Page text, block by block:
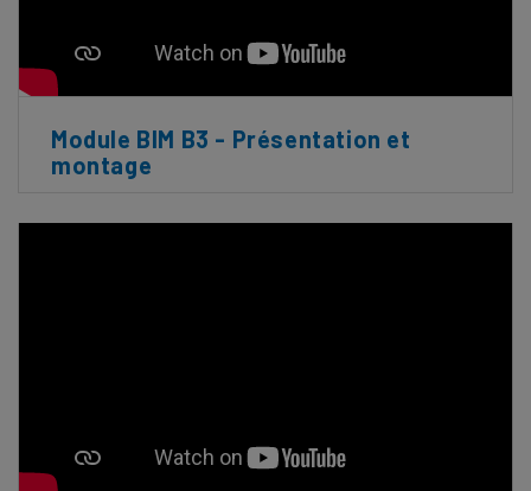
Module BIM B3 - Présentation et
montage